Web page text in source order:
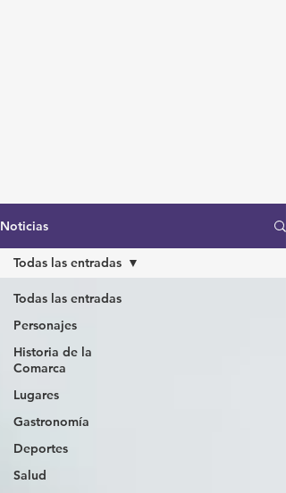
Noticias
Todas las entradas
Personajes
Historia de la
Comarca
Lugares
Gastronomía
Deportes
Salud
Todas las entradas